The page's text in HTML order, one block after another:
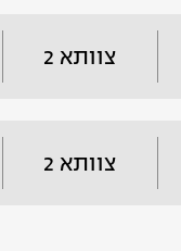
צוותא 2
צוותא 2